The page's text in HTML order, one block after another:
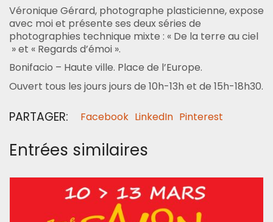
Véronique Gérard, photographe plasticienne, expose
avec moi et présente ses deux séries de
photographies technique mixte : « De la terre au ciel
» et « Regards d’émoi ».
Bonifacio – Haute ville. Place de l’Europe.
Ouvert tous les jours jours de 10h-13h et de 15h-18h30.
PARTAGER: Facebook LinkedIn Pinterest
Entrées similaires